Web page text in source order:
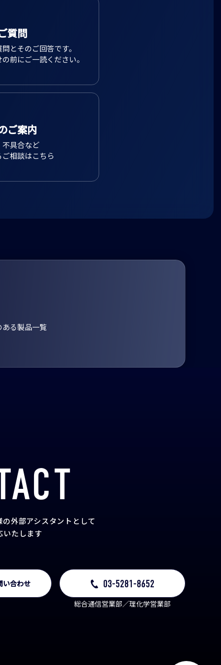
質問
とそのご回答です。
前にご一読ください。
ご案内
具合など
相談はこちら
る製品一覧
外部アシスタント として
たします
い合わせ 03-5281-8652
総合通信営業部／理化学営業部